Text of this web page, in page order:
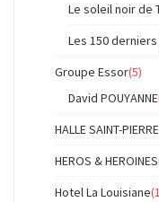
Le soleil noir de
Les 150
Groupe Essor(5)
David POUYANNE
HALLE SAINT-PIERRE
HEROS & HEROINES
Hotel La Louisiane